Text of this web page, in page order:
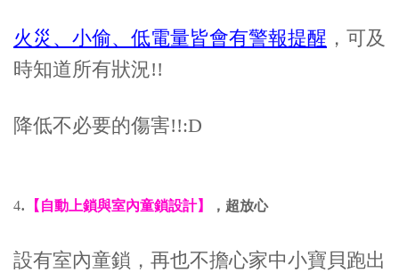
火災、小偷、低電量皆會有警報提醒 ，可及
時知道所有狀況!!
降低不必要的傷害!!:D
4. 【自動上鎖與室內童鎖設計】 ，超放心
設有室內童鎖，再也不擔心家中小寶貝跑出